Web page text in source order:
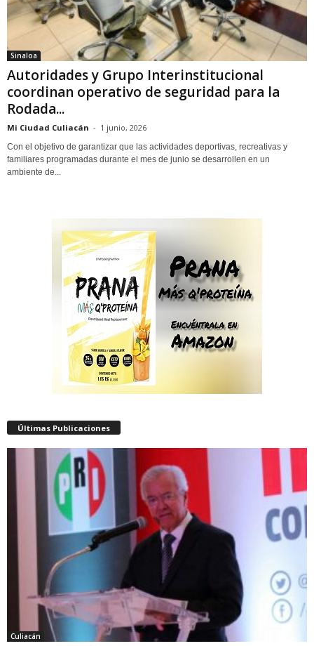
Sinaloa
Autoridades y Grupo Interinstitucional
coordinan operativo de seguridad para la
Rodada...
Mi Ciudad Culiacán - 1 junio, 2026
Con el objetivo de garantizar que las actividades deportivas, recreativas y
familiares programadas durante el mes de junio se desarrollen en un
ambiente de...
Últimas Publicaciones
Culiacán